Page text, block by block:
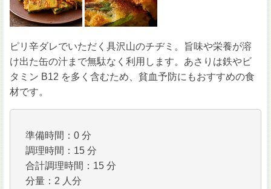
ピリ辛ダレでいただく具沢山のチヂミ。旨味や栄養が溶
け出た缶の汁まで無駄なく利用します。あさりは鉄やビ
タミン B12 を多く含むため、貧血予防にもおすすめの食
材です。
準備時間：0 分
調理時間：15 分
合計調理時間：15 分
分量：2 人分